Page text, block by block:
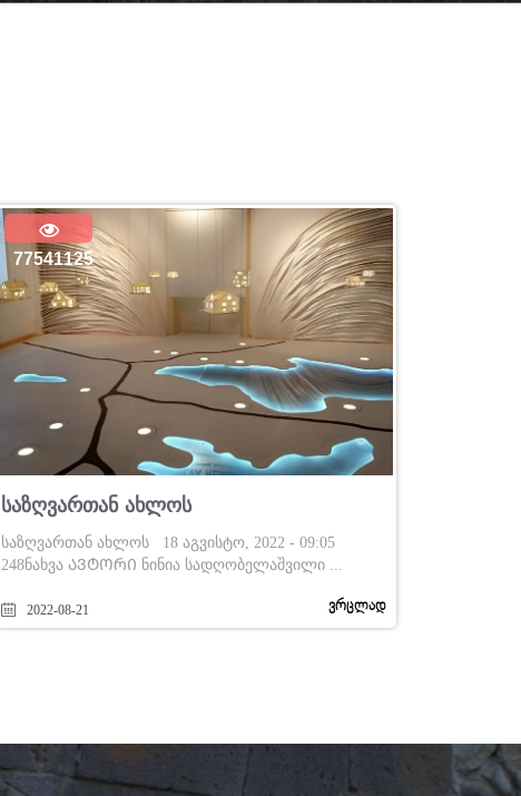
2022-08-21
77541125
Საზღვართან Ახლოს
საზღვართან ახლოს 18 აგვისტო, 2022 - 09:05
248ნახვა ᲐᲕᲢᲝᲠᲘ ნინია სადღობელაშვილი ...
ვრცლად